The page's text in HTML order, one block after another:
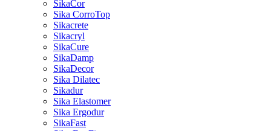
SikaCor
Sika CorroTop
Sikacrete
Sikacryl
SikaCure
SikaDamp
SikaDecor
Sika Dilatec
Sikadur
Sika Elastomer
Sika Ergodur
SikaFast